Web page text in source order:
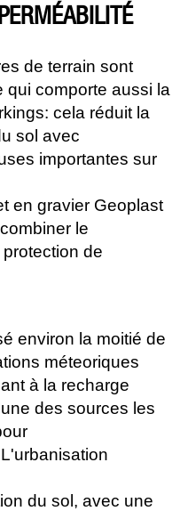
de terrain sont
qui comporte aussi la
cela réduit la
sol avec
importantes sur
en gravier Geoplast
le
de
environ la moitié de
méteoriques
à la recharge
des sources les
du sol, avec une